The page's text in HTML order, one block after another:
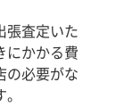
張査定いた
にかかる費
の必要がな